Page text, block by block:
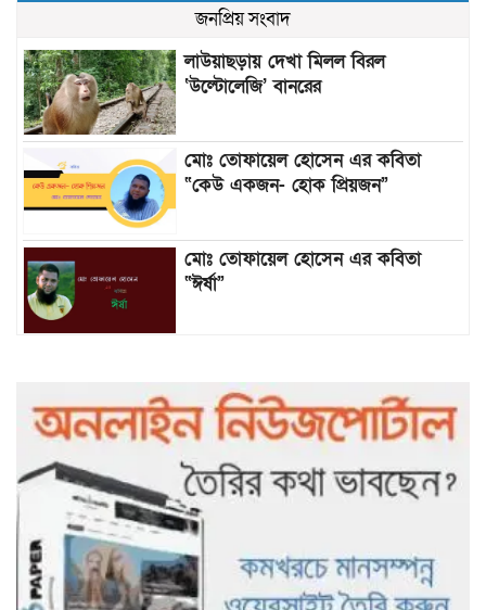
জনপ্রিয় সংবাদ
লাউয়াছড়ায় দেখা মিলল বিরল
‘উল্টোলেজি’ বানরের
মোঃ তোফায়েল হোসেন এর কবিতা
“কেউ একজন- হোক প্রিয়জন”
মোঃ তোফায়েল হোসেন এর কবিতা
“ঈর্ষা”
আটকে পড়া ১০ পর্যটককে উদ্ধার করল
পুলিশ ও ফায়ার সার্ভিস
গাছ না কেটে আমাদের পুড়িয়ে মারলে
ভালো হতো’: বন বিভাগের নিষ্ঠুরতায়
নিঃস্ব কৃষক